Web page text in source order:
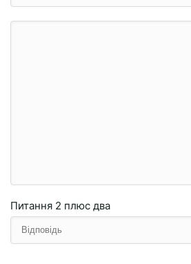
Питання 2 плюc двa